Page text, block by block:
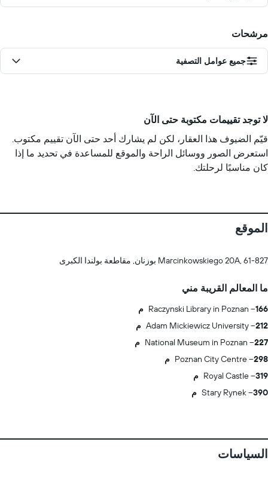
مرشحات
جميع عوامل التصفية
لا توجد تقييمات مكتوبة حتى الآن
قيّم الضيوف هذا العقار، لكن لم يشارك أحد حتى الآن تقييم مكتوب.
استعرض الصور ووسائل الراحة والموقع للمساعدة في تحديد ما إذا
كان مناسبًا لرحلتك.
الموقع
Marcinkowskiego 20A, 61-827 بوزنان, مقاطعة بولندا الكبرى
ما المعالم القريبة مني
Raczynski Library in Poznan
166 م
Adam Mickiewicz University
212 م
National Museum in Poznan
227 م
Poznan City Centre
298 م
Royal Castle
319 م
Stary Rynek
390 م
السياسات